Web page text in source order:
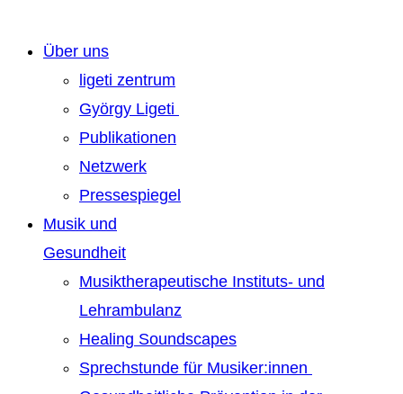
Über uns
ligeti zentrum
György Ligeti
Publikationen
Netzwerk
Pressespiegel
Musik und
Gesundheit
Musiktherapeutische Instituts- und
Lehrambulanz
Healing Soundscapes
Sprechstunde für Musiker:innen